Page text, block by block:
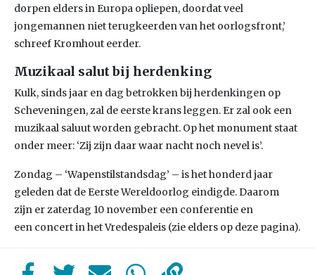
dorpen elders in Europa opliepen, doordat veel
jongemannen niet terugkeerden van het oorlogsfront,’
schreef Kromhout eerder.
Muzikaal salut bij herdenking
Kulk, sinds jaar en dag betrokken bij herdenkingen op
Scheveningen, zal de eerste krans leggen. Er zal ook een
muzikaal saluut worden gebracht. Op het monument staat
onder meer: ‘Zij zijn daar waar nacht noch nevel is’.
Zondag – ‘Wapenstilstandsdag’ – is het honderd jaar
geleden dat de Eerste Wereldoorlog eindigde. Daarom
zijn er zaterdag 10 november een conferentie en
een concert in het Vredespaleis (zie elders op deze pagina).